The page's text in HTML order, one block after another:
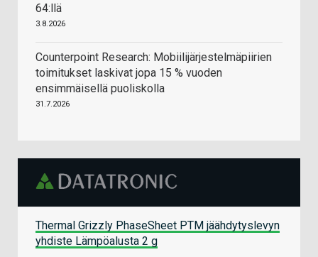
64:llä
3.8.2026
Counterpoint Research: Mobiilijärjestelmäpiirien
toimitukset laskivat jopa 15 % vuoden
ensimmäisellä puoliskolla
31.7.2026
Thermal Grizzly PhaseSheet PTM jäähdytyslevyn
yhdiste Lämpöalusta 2 g